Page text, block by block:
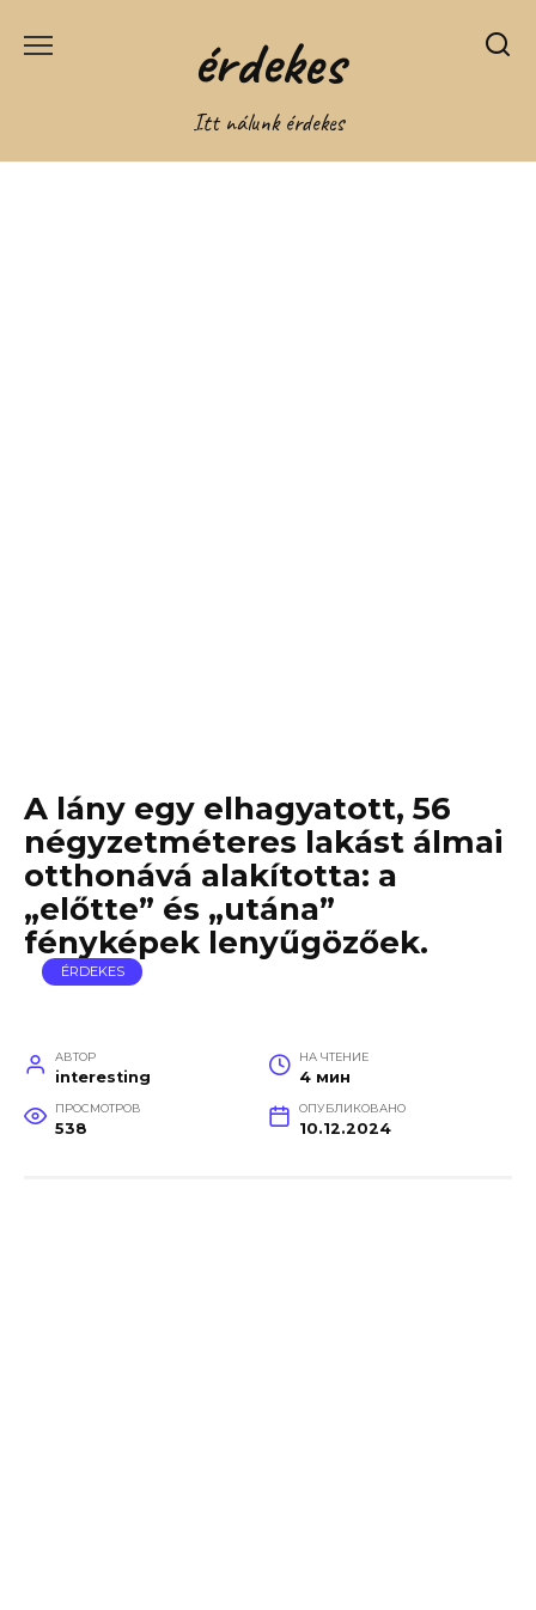
érdekes
Itt nálunk érdekes
A lány egy elhagyatott, 56
négyzetméteres lakást álmai
otthonává alakította: a
„előtte” és „utána”
fényképek lenyűgözőek.
ÉRDEKES
АВТОР
interesting
НА ЧТЕНИЕ
4 мин
ПРОСМОТРОВ
538
ОПУБЛИКОВАНО
10.12.2024